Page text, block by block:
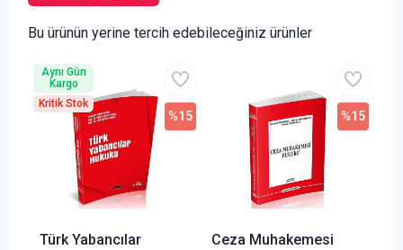
Bu ürünün yerine tercih edebileceğiniz ürünler
Türk Yabancılar
%15
Aynı Gün
Kargo
Kritik Stok
Ceza Muhakemesi
%15